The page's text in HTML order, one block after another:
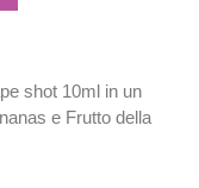
shot 10ml in un
e Frutto della